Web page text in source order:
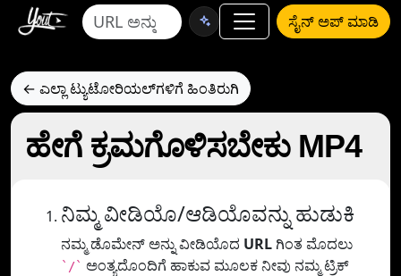
ಸೈನ್ ಅಪ್ ಮಾಡಿ
← ಎಲ್ಲಾ ಟ್ಯುಟೋರಿಯಲ್‌ಗಳಿಗೆ ಹಿಂತಿರುಗಿ
ಹೇಗೆ ಕ್ರಮಗೊಳಿಸಬೇಕು MP4
ನಿಮ್ಮ ವೀಡಿಯೊ/ಆಡಿಯೊವನ್ನು ಹುಡುಕಿ
ನಮ್ಮ ಡೊಮೇನ್ ಅನ್ನು ವೀಡಿಯೊದ URL ಗಿಂತ ಮೊದಲು
`/` ಅಂತ್ಯದೊಂದಿಗೆ ಹಾಕುವ ಮೂಲಕ ನೀವು ನಮ್ಮ ಟ್ರಿಕ್